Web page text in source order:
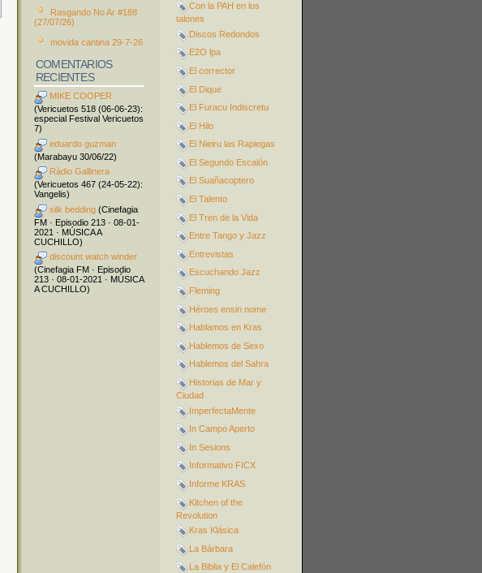
Con la PAH en los
talones
Discos Redondos
E2O lpa
El corrector
El Dique
El Furacu Indiscretu
El Hilo
El Nieiru las Rapiegas
El Segundo Escalón
El Suañacoptero
El Talento
El Tren de la Vida
Entre Tango y Jazz
Entrevistas
Escuchando Jazz
Fleming
Héroes ensin nome
Hablamos en Kras
Hablemos de Sexo
Hablemos del Sahra
Historias de Mar y
Ciudad
ImperfectaMente
In Campo Aperto
In Sesions
Informativo FICX
Informe KRAS
Kitchen of the
Revolution
Kras Klásica
La Bárbara
La Biblia y El Calefón
Rasgando No Ar #188
(27/07/26)
movida cantina 29-7-26
COMENTARIOS
RECIENTES
MIKE COOPER
(Vericuetos 518 (06-06-23):
especial Festival Vericuetos
7)
eduardo guzman
(Marabayu 30/06/22)
Ràdio Gallinera
(Vericuetos 467 (24-05-22):
Vangelis)
silk bedding (Cinefagia
FM · Episodio 213 · 08-01-
2021 · MÚSICA A
CUCHILLO)
discount watch winder
(Cinefagia FM · Episodio
213 · 08-01-2021 · MÚSICA
A CUCHILLO)